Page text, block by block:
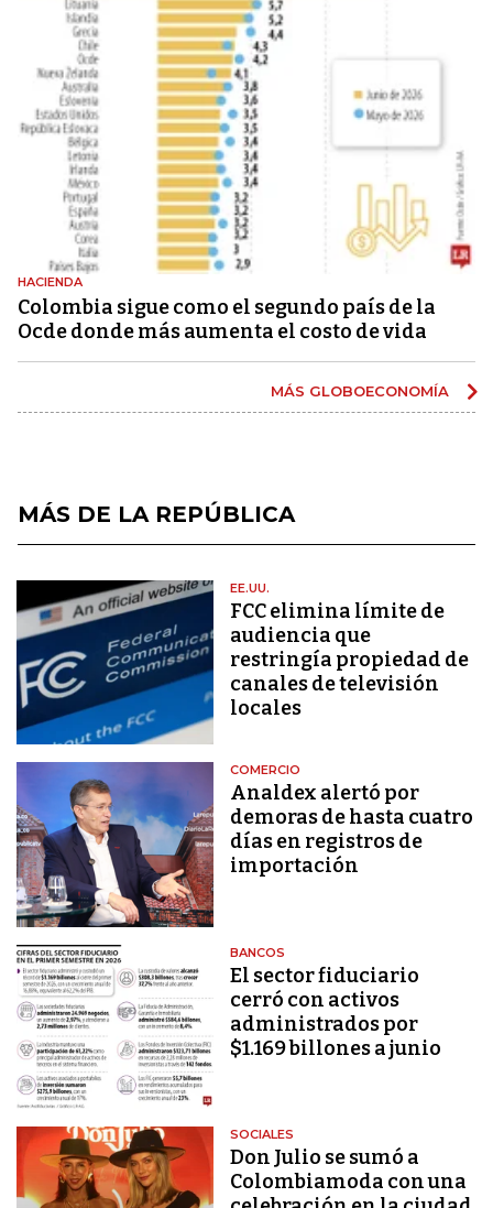
HACIENDA
Colombia sigue como el segundo país de la
Ocde donde más aumenta el costo de vida
MÁS GLOBOECONOMÍA
MÁS DE LA REPÚBLICA
EE.UU.
FCC elimina límite de
audiencia que
restringía propiedad de
canales de televisión
locales
COMERCIO
Analdex alertó por
demoras de hasta cuatro
días en registros de
importación
BANCOS
El sector fiduciario
cerró con activos
administrados por
$1.169 billones a junio
SOCIALES
Don Julio se sumó a
Colombiamoda con una